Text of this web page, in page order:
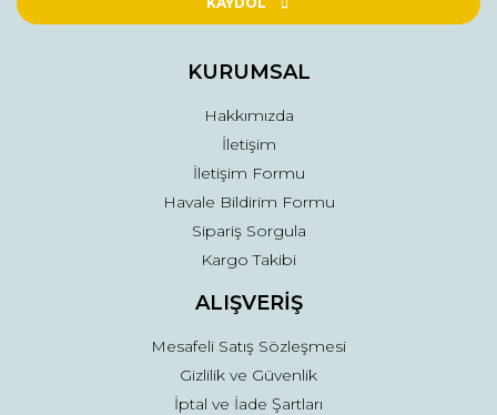
Ürün fiyatı diğer sitelerden daha pahalı.
Gönder
KURUMSAL
Hakkımızda
İletişim
İletişim Formu
Havale Bildirim Formu
Sipariş Sorgula
Kargo Takibi
ALIŞVERİŞ
Mesafeli Satış Sözleşmesi
Gizlilik ve Güvenlik
İptal ve İade Şartları